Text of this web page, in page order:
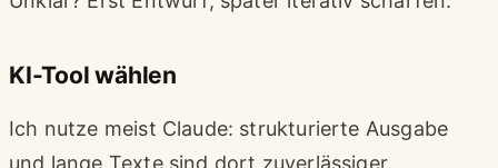
KI-Tool wählen
Ich nutze meist Claude: strukturierte Ausgabe
und lange Texte sind dort zuverlässiger.